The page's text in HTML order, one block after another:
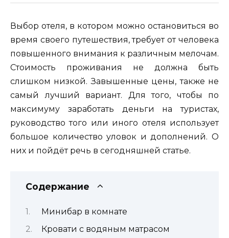
Выбор отеля, в котором можно остановиться во
время своего путешествия, требует от человека
повышенного внимания к различным мелочам.
Стоимость проживания не должна быть
слишком низкой. Завышенные цены, также не
самый лучший вариант. Для того, чтобы по
максимуму заработать деньги на туристах,
руководство того или иного отеля использует
большое количество уловок и дополнений. О
них и пойдёт речь в сегодняшней статье.
Содержание
Минибар в комнате
Кровати с водяным матрасом